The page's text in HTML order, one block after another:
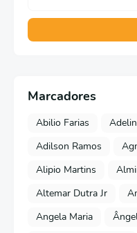
Marcadores
Abilio Farias
Adilson Ramos
Alipio Martins
Altemar Dutra Jr
Angela Maria